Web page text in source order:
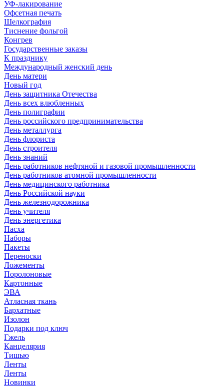
УФ-лакирование
Офсетная печать
Шелкография
Тиснение фольгой
Конгрев
Государственные заказы
К празднику
Международный женский день
День матери
Новый год
День защитника Отечества
День всех влюбленных
День полиграфии
День российского предпринимательства
День металлурга
День флориста
День строителя
День знаний
День работников нефтяной и газовой промышленности
День работников атомной промышленности
День медицинского работника
День Российской науки
День железнодорожника
День учителя
День энергетика
Пасха
Наборы
Пакеты
Переноски
Ложементы
Поролоновые
Картонные
ЭВА
Атласная ткань
Бархатные
Изолон
Подарки под ключ
Гжель
Канцелярия
Тишью
Ленты
Ленты
Новинки